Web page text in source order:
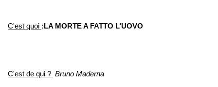
C'est quoi :LA MORTE A FATTO L’UOVO
C'est de qui ? Bruno Maderna